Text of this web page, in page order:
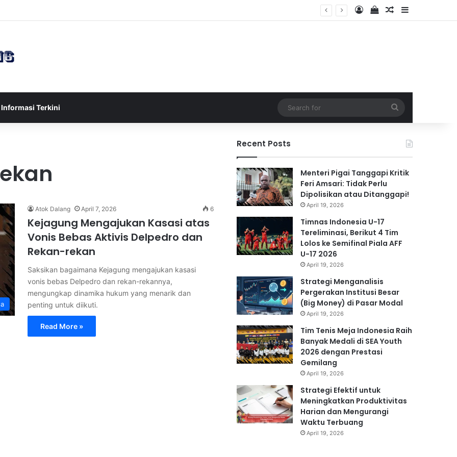
Log InView your
Random Article
Sidebar
Informasi Terkini
for
Atok Dalang April 7, 2026 6
Kejagung Mengajukan Kasasi atas
Vonis Bebas Aktivis Delpedro dan
Rekan-rekan
Saksikan bagaimana Kejagung mengajukan kasasi
vonis bebas Delpedro dan rekan-rekannya,
mengungkap dinamika hukum yang menarik dan
penting untuk diikuti.
Read More »
Recent Posts
Menteri Pigai Tanggapi Kritik
Feri Amsari: Tidak Perlu
Dipolisikan atau Ditanggapi!
April 19, 2026
Timnas Indonesia U-17
Tereliminasi, Berikut 4 Tim
Lolos ke Semifinal Piala AFF
U-17 2026
April 19, 2026
Strategi Menganalisis
Pergerakan Institusi Besar
(Big Money) di Pasar Modal
April 19, 2026
Tim Tenis Meja Indonesia Raih
Banyak Medali di SEA Youth
2026 dengan Prestasi
Gemilang
April 19, 2026
Strategi Efektif untuk
Meningkatkan Produktivitas
Harian dan Mengurangi
Waktu Terbuang
April 19, 2026